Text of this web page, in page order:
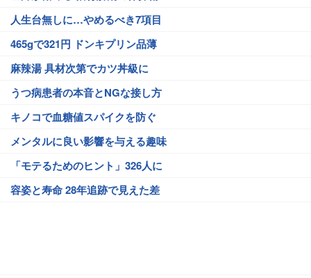
人生台無しに…やめるべき7項目
465gで321円 ドンキプリン品薄
麻辣湯 具材次第でカツ丼級に
うつ病患者の本音とNGな接し方
キノコで血糖値スパイクを防ぐ
メンタルに良い影響を与える趣味
「モテるためのヒント」326人に
容姿と寿命 28年追跡で見えた差